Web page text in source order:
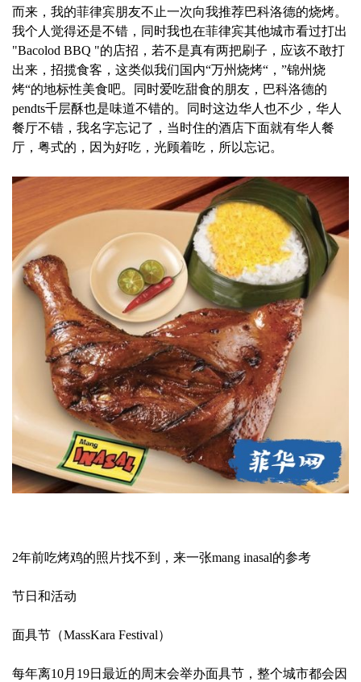
而来，我的菲律宾朋友不止一次向我推荐巴科洛德的烧烤。
我个人觉得还是不错，同时我也在菲律宾其他城市看过打出
"Bacolod BBQ "的店招，若不是真有两把刷子，应该不敢打
出来，招揽食客，这类似我们国内“万州烧烤“，”锦州烧
烤“的地标性美食吧。同时爱吃甜食的朋友，巴科洛德的
pendts千层酥也是味道不错的。同时这边华人也不少，华人
餐厅不错，我名字忘记了，当时住的酒店下面就有华人餐
厅，粤式的，因为好吃，光顾着吃，所以忘记。
2年前吃烤鸡的照片找不到，来一张mang inasal的参考
节日和活动
面具节（MassKara Festival）
每年离10月19日最近的周末会举办面具节，整个城市都会因